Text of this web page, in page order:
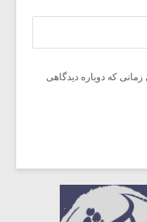
که دوباره دیدگاهی